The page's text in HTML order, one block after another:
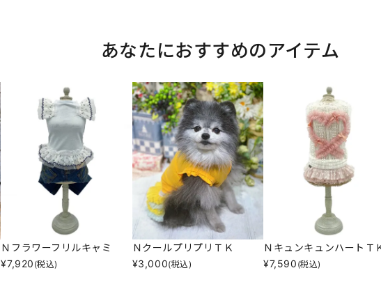
あなたにおすすめのアイテム
Ｎフラワーフリルキャミ
¥7,920 (税込)
ＮクールプリプリＴＫ
¥3,000(税込)
ＮキュンキュンハートＴ
¥7,590 (税込)